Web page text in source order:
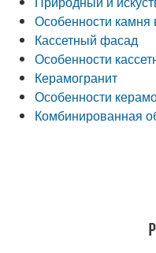
Особенности камня
Кассетный фасад
Особенности
Керамогранит
Особенности
Комбинированная